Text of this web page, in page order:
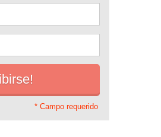
* Campo requerido